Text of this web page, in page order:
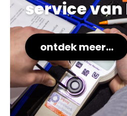
service van
ontdek meer...